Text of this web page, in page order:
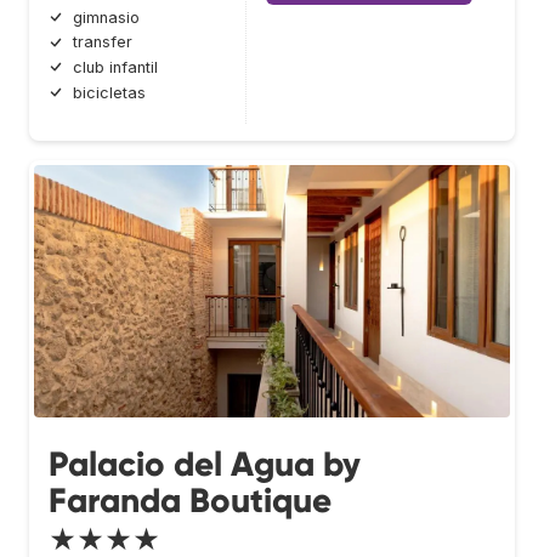
gimnasio
transfer
club infantil
bicicletas
Palacio del Agua by
Faranda Boutique
★★★★